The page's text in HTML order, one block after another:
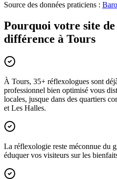
Source des données praticiens :
Pourquoi votre site
différence à Tours
À Tours, 35+ réflexologues sont
professionnel bien optimisé vous
locales, jusque dans des quartiers
et Les Halles.
La réflexologie reste méconnue du
éduquer vos visiteurs sur les